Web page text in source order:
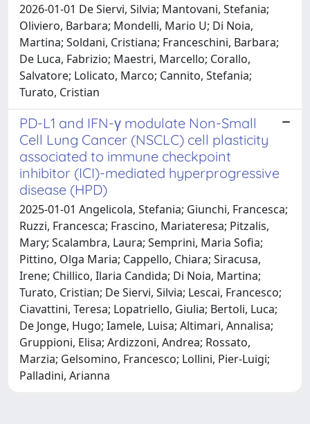
2026-01-01 De Siervi, Silvia; Mantovani, Stefania;
Oliviero, Barbara; Mondelli, Mario U; Di Noia,
Martina; Soldani, Cristiana; Franceschini, Barbara;
De Luca, Fabrizio; Maestri, Marcello; Corallo,
Salvatore; Lolicato, Marco; Cannito, Stefania;
Turato, Cristian
PD-L1 and IFN-γ modulate Non-Small
Cell Lung Cancer (NSCLC) cell plasticity
associated to immune checkpoint
inhibitor (ICI)-mediated hyperprogressive
disease (HPD)
2025-01-01 Angelicola, Stefania; Giunchi, Francesca;
Ruzzi, Francesca; Frascino, Mariateresa; Pitzalis,
Mary; Scalambra, Laura; Semprini, Maria Sofia;
Pittino, Olga Maria; Cappello, Chiara; Siracusa,
Irene; Chillico, Ilaria Candida; Di Noia, Martina;
Turato, Cristian; De Siervi, Silvia; Lescai, Francesco;
Ciavattini, Teresa; Lopatriello, Giulia; Bertoli, Luca;
De Jonge, Hugo; Iamele, Luisa; Altimari, Annalisa;
Gruppioni, Elisa; Ardizzoni, Andrea; Rossato,
Marzia; Gelsomino, Francesco; Lollini, Pier-Luigi;
Palladini, Arianna